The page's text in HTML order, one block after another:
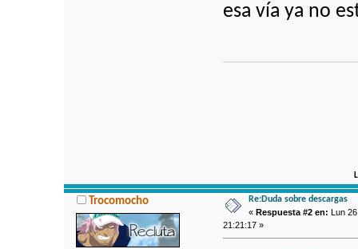
esa vía ya no
Trocomocho
Re:Duda sobre descargas
« Respuesta #2 en:
Lun
21:21:17 »